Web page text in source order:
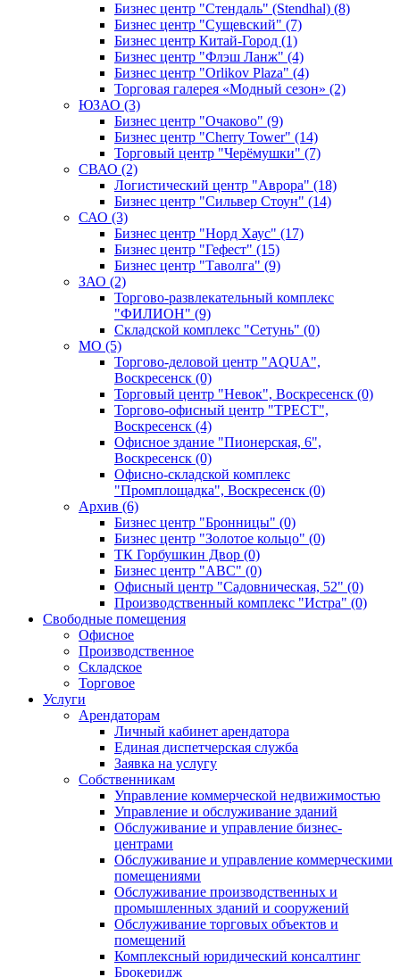
Бизнес центр "Стендаль" (Stendhal) (8)
Бизнес центр "Сущевский" (7)
Бизнес центр Китай-Город (1)
Бизнес центр "Флэш Ланж" (4)
Бизнес центр "Orlikov Plaza" (4)
Торговая галерея «Модный сезон» (2)
ЮЗАО (3)
Бизнес центр "Очаково" (9)
Бизнес центр "Cherry Tower" (14)
Торговый центр "Черёмушки" (7)
СВАО (2)
Логистический центр "Аврора" (18)
Бизнес центр "Сильвер Стоун" (14)
САО (3)
Бизнес центр "Норд Хаус" (17)
Бизнес центр "Гефест" (15)
Бизнес центр "Таволга" (9)
ЗАО (2)
Торгово-развлекательный комплекс
"ФИЛИОН" (9)
Складской комплекс "Сетунь" (0)
MO (5)
Торгово-деловой центр "AQUA",
Воскресенск (0)
Торговый центр "Невок", Воскресенск (0)
Торгово-офисный центр "ТРЕСТ",
Воскресенск (4)
Офисное здание "Пионерская, 6",
Воскресенск (0)
Офисно-складской комплекс
"Промплощадка", Воскресенск (0)
Архив (6)
Бизнес центр "Бронницы" (0)
Бизнес центр "Золотое кольцо" (0)
ТК Горбушкин Двор (0)
Бизнес центр "АВС" (0)
Офисный центр "Садовническая, 52" (0)
Производственный комплекс "Истра" (0)
Свободные помещения
Офисное
Производственное
Складское
Торговое
Услуги
Арендаторам
Личный кабинет арендатора
Единая диспетчерская служба
Заявка на услугу
Собственникам
Управление коммерческой недвижимостью
Управление и обслуживание зданий
Обслуживание и управление бизнес-
центрами
Обслуживание и управление коммерческими
помещениями
Обслуживание производственных и
промышленных зданий и сооружений
Обслуживание торговых объектов и
помещений
Комплексный юридический консалтинг
Брокеридж